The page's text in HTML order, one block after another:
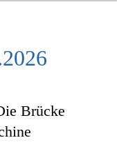
Brücke